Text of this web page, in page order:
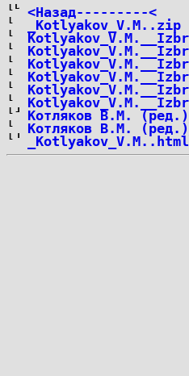
<Назад---------<
_Kotlyakov_V.M..zip
Котляков В.М.
Котляков В.М.
_Kotlyakov_V.M..html